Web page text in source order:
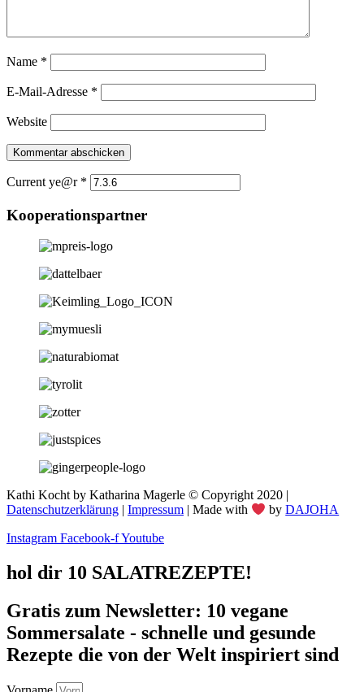
Name *
E-Mail-Adresse *
Website
Current ye@r *
Kooperationspartner
Kathi Kocht by Katharina Magerle © Copyright 2020 |
Datenschutzerklärung
Impressum | Made with byDAJOHA
Instagram Facebook-fYoutube
hol dir 10 SALATREZEPTE!
Gratis zum Newsletter: 10 vegane
Sommersalate - schnelle und gesunde
Rezepte die von der Welt inspiriert sind